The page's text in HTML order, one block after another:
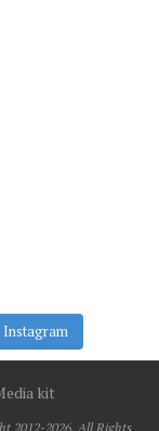
Instagram
kit
2012-2026, All Rights